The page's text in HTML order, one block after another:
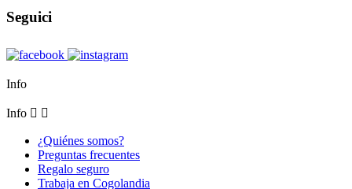
Seguici
Info
Info  
¿Quiénes somos?
Preguntas frecuentes
Regalo seguro
Trabaja en Cogolandia